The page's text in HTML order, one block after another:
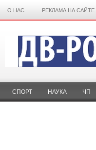
О НАС РЕКЛАМА НА САЙТЕ
СПОРТ НАУКА ЧП